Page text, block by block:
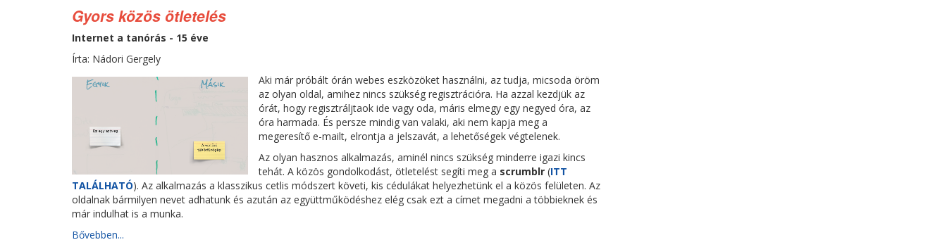
Gyors közös ötletelés
Internet a tanórás - 15 éve
Írta: Nádori Gergely
Aki már próbált órán webes eszközöket használni, az tudja, micsoda öröm
az olyan oldal, amihez nincs szükség regisztrációra. Ha azzal kezdjük az
órát, hogy regisztráljtaok ide vagy oda, máris elmegy egy negyed óra, az
óra harmada. És persze mindig van valaki, aki nem kapja meg a
megeresítő e-mailt, elrontja a jelszavát, a lehetőségek végtelenek.
Az olyan hasznos alkalmazás, aminél nincs szükség minderre igazi kincs
tehát. A közös gondolkodást, ötletelést segíti meg a scrumblr (ITT
TALÁLHATÓ). Az alkalmazás a klasszikus cetlis módszert követi, kis cédulákat helyezhetünk el a közös felületen. Az
oldalnak bármilyen nevet adhatunk és azután az együttműködéshez elég csak ezt a címet megadni a többieknek és
már indulhat is a munka.
Bővebben...